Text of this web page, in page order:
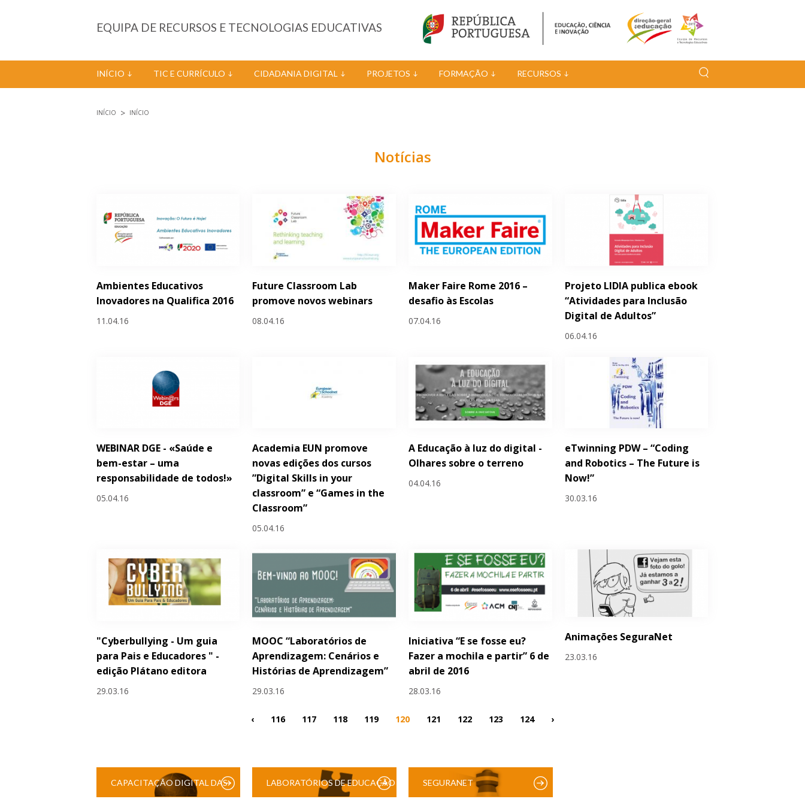
EQUIPA DE RECURSOS E TECNOLOGIAS EDUCATIVAS
INÍCIO TIC E CURRÍCULO CIDADANIA DIGITAL PROJETOS FORMAÇÃO RECURSOS
INÍCIO INÍCIO
Notícias
Ambientes Educativos
Inovadores na Qualifica 2016
11.04.16
Future Classroom Lab
promove novos webinars
08.04.16
Maker Faire Rome 2016 –
desafio às Escolas
07.04.16
Projeto LIDIA publica ebook
“Atividades para Inclusão
Digital de Adultos”
06.04.16
WEBINAR DGE - «Saúde e
bem-estar – uma
responsabilidade de todos!»
05.04.16
Academia EUN promove
novas edições dos cursos
”Digital Skills in your
classroom” e “Games in the
Classroom”
05.04.16
A Educação à luz do digital -
Olhares sobre o terreno
04.04.16
eTwinning PDW – “Coding
and Robotics – The Future is
Now!”
30.03.16
"Cyberbullying - Um guia
para Pais e Educadores " -
edição Plátano editora
29.03.16
MOOC “Laboratórios de
Aprendizagem: Cenários e
Histórias de Aprendizagem”
29.03.16
Iniciativa “E se fosse eu?
Fazer a mochila e partir” 6 de
abril de 2016
28.03.16
Animações SeguraNet
23.03.16
Páginas
‹ 116 117 118 119 120 121 122 123 124 ›
CAPACITAÇÃO DIGITAL DAS LABORATÓRIOS DE EDUCAÇÃO SEGURANET